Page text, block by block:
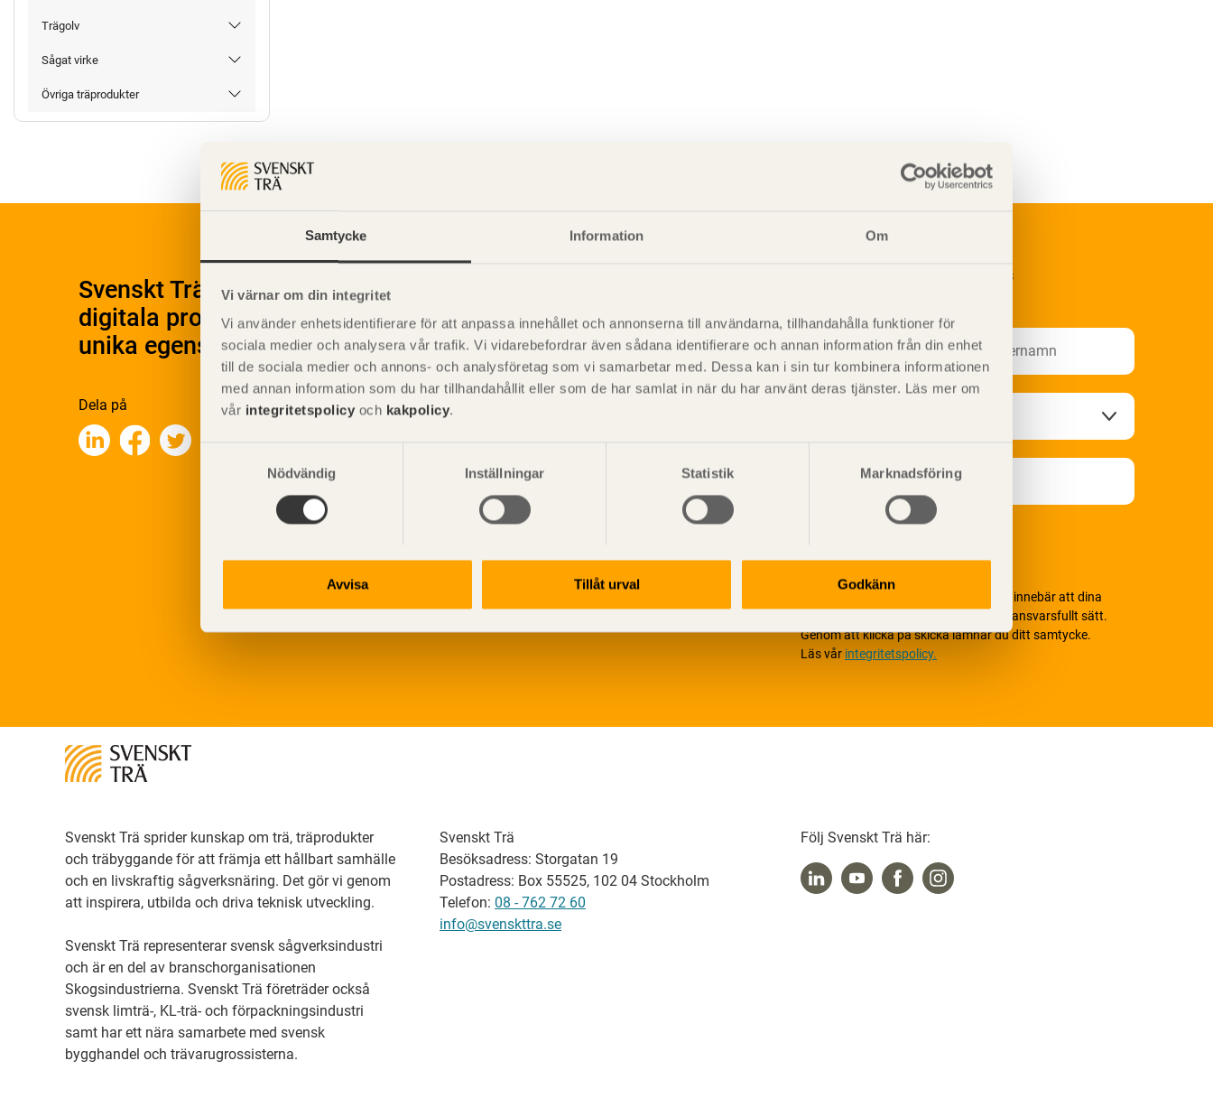
Samtycke Information Om
Vi värnar om din integritet
Vi använder enhetsidentifierare för att anpassa innehållet och annonserna till användarna, tillhandahålla funktioner för
sociala medier och analysera vår trafik. Vi vidarebefordrar även sådana identifierare och annan information från din enhet
till de sociala medier och annons- och analysföretag som vi samarbetar med. Dessa kan i sin tur kombinera informationen
med annan information som du har tillhandahållit eller som de har samlat in när du har använt deras tjänster. Läs mer om
vår integritetspolicy och kakpolicy.
Nödvändig
Inställningar Statistik Marknadsföring
Avvisa Tillåt urval Godkänn
Trägolv
Sågat virke
Övriga träprodukter
Svenskt Träs Produktkatalog är svensk sågverksnärings
digitala produktkatalog för att beskriva träprodukter och deras
unika egenskaper.
Dela på
Prenumerera på Svenskt Träs
Vi värnar om personlig integritet vilket innebär att dina
personuppgifter alltid hanteras på ett ansvarsfullt sätt.
Genom att klicka på skicka lämnar du ditt samtycke.
Läs vår integritetspolicy.
Svenskt Trä sprider kunskap om trä, träprodukter
och träbyggande för att främja ett hållbart samhälle
och en livskraftig sågverksnäring. Det gör vi genom
att inspirera, utbilda och driva teknisk utveckling.
Svenskt Trä representerar svensk sågverksindustri
och är en del av branschorganisationen
Skogsindustrierna. Svenskt Trä företräder också
svensk limträ-, KL-trä- och förpackningsindustri
samt har ett nära samarbete med svensk
bygghandel och trävarugrossisterna.
Svenskt Trä
Besöksadress: Storgatan 19
Postadress: Box 55525, 102 04 Stockholm
Telefon: 08 - 762 72 60
info@svenskttra.se
Följ Svenskt Trä här: